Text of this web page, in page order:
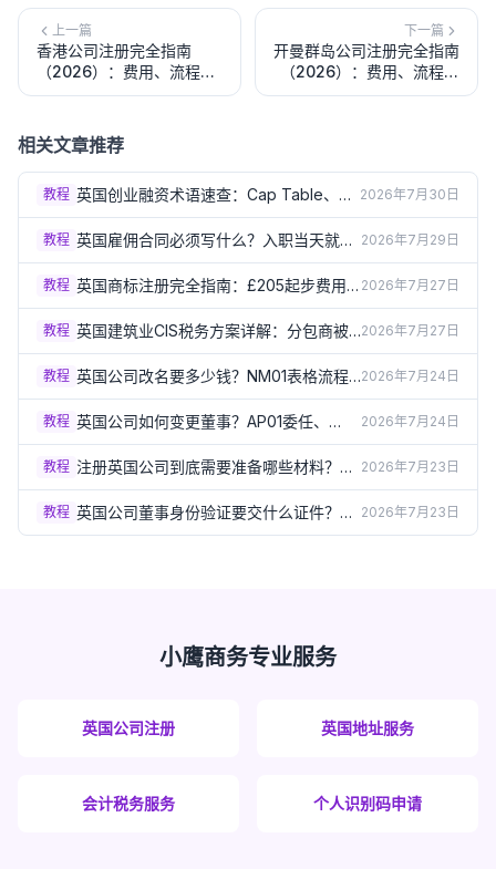
上一篇
香港公司注册完全指南
（2026）：费用、流程、
优势与中国企业主常见问题
下一篇
开曼群岛公司注册完全指南
（2026）：费用、流程、
豁免公司与上市架构详解
相关文章推荐
教程 英国创业融资术语速查：Cap Table、尽
职调查、稀释到底是什么（2026）
2026年7月30日
教程 英国雇佣合同必须写什么？入职当天就要
给的书面声明清单（2026）
2026年7月29日
教程 英国商标注册完全指南：£205起步费用
和3-4个月流程详解（2026）
2026年7月27日
教程 英国建筑业CIS税务方案详解：分包商被
扣20%还是30%？（2026）
2026年7月27日
教程 英国公司改名要多少钱？NM01表格流程
和特别决议要求（2026）
2026年7月24日
教程 英国公司如何变更董事？AP01委任、
TM01卸任表格详解（2026）
2026年7月24日
教程 注册英国公司到底需要准备哪些材料？完
整清单一次讲清（2026）
2026年7月23日
教程 英国公司董事身份验证要交什么证件？
Group A/B文件清单详解（2026）
2026年7月23日
小鹰商务专业服务
英国公司注册 英国地址服务
会计税务服务 个人识别码申请